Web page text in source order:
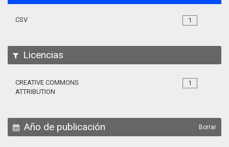
1
CSV
Licencias
1
CREATIVE COMMONS
ATTRIBUTION
Año de publicación Borrar